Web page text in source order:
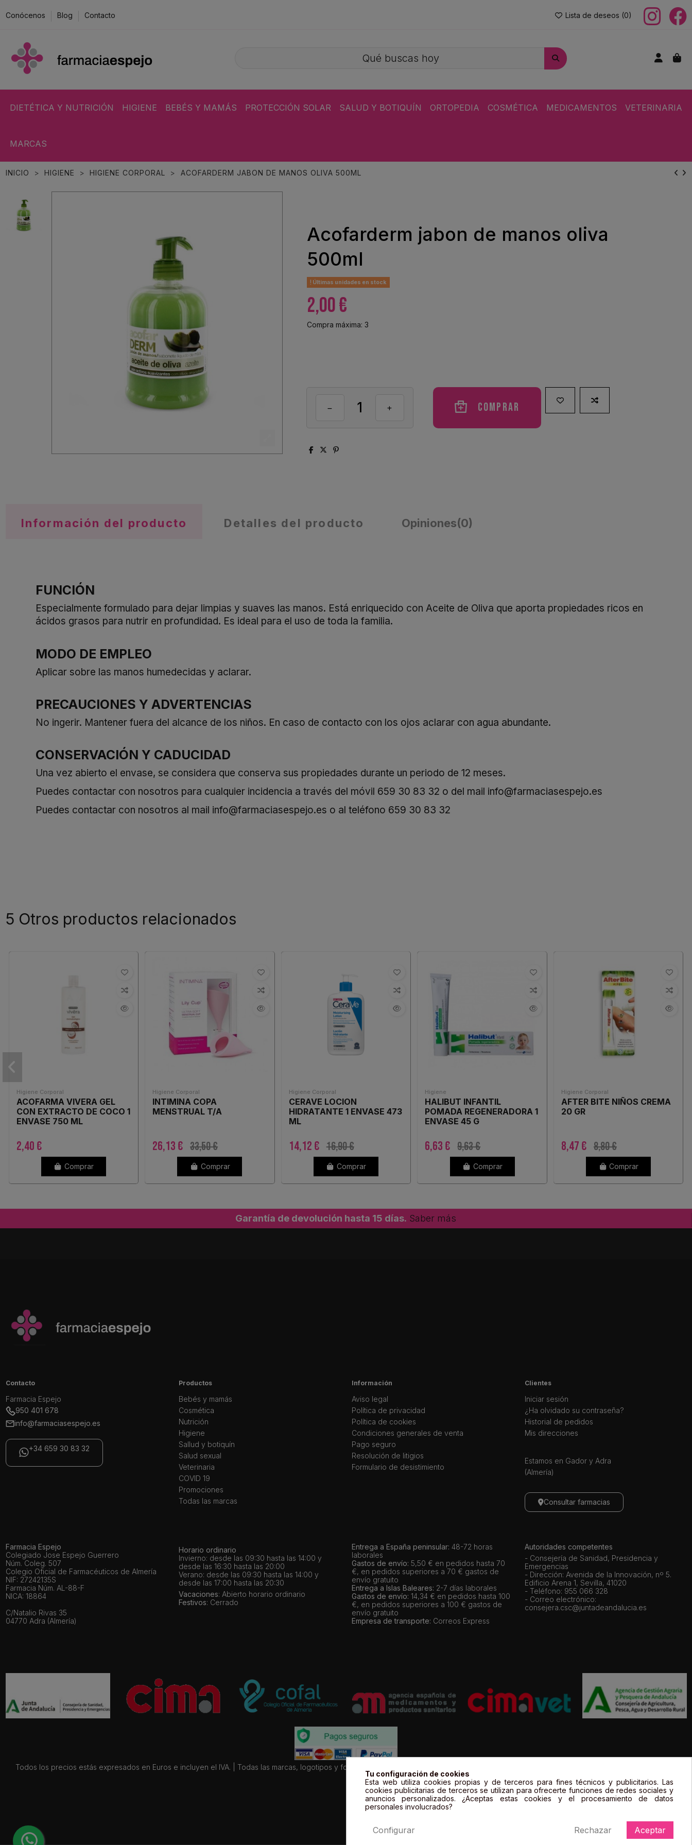
Conócenos Blog Contacto Lista de deseos (0)
DIETÉTICA Y NUTRICIÓN HIGIENE BEBÉS Y MAMÁS PROTECCIÓN SOLAR SALUD Y BOTIQUÍN ORTOPEDIA COSMÉTICA MEDICAMENTOS VETERINARIA
MARCAS
INICIO HIGIENE HIGIENE CORPORAL ACOFARDERM JABON DE MANOS OLIVA 500ML
Acofarderm jabon de manos oliva
500ml
Últimas unidades en stock
2,00 €
Compra máxima: 3
Comprar
Información del producto Detalles del producto Opiniones(0)
FUNCIÓN
Especialmente formulado para dejar limpias y suaves las manos. Está enriquecido con Aceite de Oliva que aporta propiedades ricos en
ácidos grasos para nutrir en profundidad. Es ideal para el uso de toda la familia.
MODO DE EMPLEO
Aplicar sobre las manos humedecidas y aclarar.
PRECAUCIONES Y ADVERTENCIAS
No ingerir. Mantener fuera del alcance de los niños. En caso de contacto con los ojos aclarar con agua abundante.
CONSERVACIÓN Y CADUCIDAD
Una vez abierto el envase, se considera que conserva sus propiedades durante un periodo de 12 meses.
Puedes contactar con nosotros para cualquier incidencia a través del móvil 659 30 83 32 o del mail info@farmaciasespejo.es
Puedes contactar con nosotros al mail info@farmaciasespejo.es o al teléfono 659 30 83 32
5 Otros productos relacionados
Higiene Corporal
ACOFARMA VIVERA GEL
CON EXTRACTO DE COCO 1
ENVASE 750 ML
2,40 €
Comprar
Higiene Corporal
INTIMINA COPA
MENSTRUAL T/A
26,13 € 33,50 €
Comprar
Higiene Corporal
CERAVE LOCION
HIDRATANTE 1 ENVASE 473
ML
14,12 € 16,90 €
Comprar
Higiene
HALIBUT INFANTIL
POMADA REGENERADORA 1
ENVASE 45 G
6,63 € 9,63 €
Comprar
Higiene Corporal
AFTER BITE NIÑOS CREMA
20 GR
8,47 € 8,80 €
Comprar
Garantía de devolución hasta 15 días. Saber más
Contacto
Farmacia Espejo
950 401 678
info@farmaciasespejo.es
+34 659 30 83 32
Productos
Bebés y mamás
Cosmética
Nutrición
Higiene
Sallud y botiquín
Salud sexual
Veterinaria
COVID 19
Promociones
Todas las marcas
Información
Aviso legal
Política de privacidad
Política de cookies
Condiciones generales de venta
Pago seguro
Resolución de litigios
Formulario de desistimiento
Clientes
Iniciar sesión
¿Ha olvidado su contraseña?
Historial de pedidos
Mis direcciones
Estamos en Gador y Adra
(Almería)
Consultar farmacias
Farmacia Espejo
Colegiado Jose Espejo Guerrero
Núm. Coleg. 507
Colegio Oficial de Farmacéuticos de Almería
NIF: 27242135S
Farmacia Núm. AL-88-F
NICA: 18864
C/Natalio Rivas 35
04770 Adra (Almería)
Horario ordinario
Invierno: desde las 09:30 hasta las 14:00 y
desde las 16:30 hasta las 20:00
Verano: desde las 09:30 hasta las 14:00 y
desde las 17:00 hasta las 20:30
Vacaciones: Abierto horario ordinario
Festivos: Cerrado
Entrega a España peninsular: 48-72 horas
laborales
Gastos de envío: 5,50 € en pedidos hasta 70
€, en pedidos superiores a 70 € gastos de
envío gratuito
Entrega a Islas Baleares: 2-7 días laborales
Gastos de envío: 14,34 € en pedidos hasta 100
€, en pedidos superiores a 100 € gastos de
envío gratuito
Empresa de transporte: Correos Express
Autoridades competentes
- Consejería de Sanidad, Presidencia y
Emergencias
- Dirección: Avenida de la Innovación, nº 5.
Edificio Arena 1, Sevilla, 41020
- Teléfono: 955 066 328
- Correo electrónico:
consejera.csc@juntadeandalucia.es
Todos los precios estás expresados en Euros e incluyen el IVA. | Todas las marcas, logotipos y fotos de productos son propiedad legal de sus propietarios y sólo se muestran a título informativo.
Tu configuración de cookies
Esta web utiliza cookies propias y de terceros para fines técnicos y publicitarios. Las
cookies publicitarias de terceros se utilizan para ofrecerte funciones de redes sociales y
anuncios personalizados. ¿Aceptas estas cookies y el procesamiento de datos
personales involucrados?
Aceptar
Rechazar
Configurar